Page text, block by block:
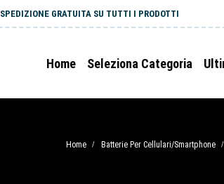
SPEDIZIONE GRATUITA SU TUTTI I PRODOTTI
Home Seleziona Categoria
Home / Batterie Per Cellulari/Smartphone /